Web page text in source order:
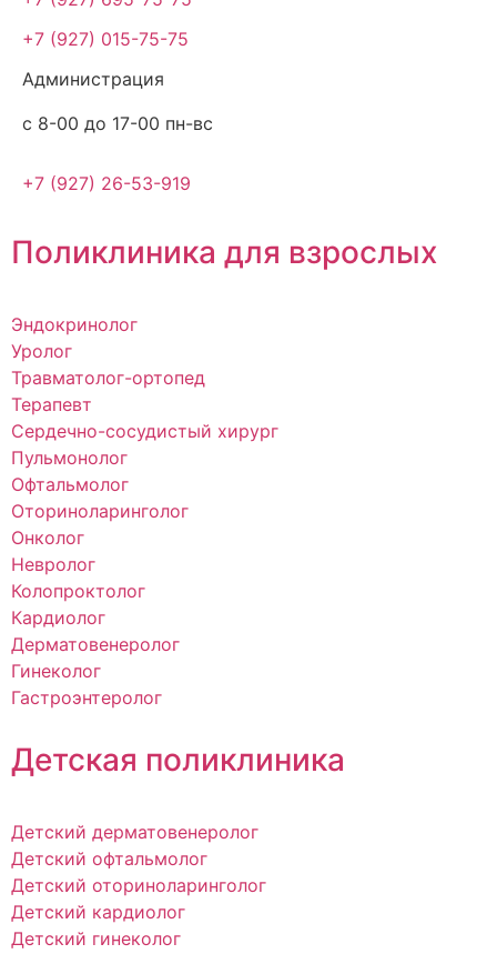
+7 (927) 015-75-75
Администрация
с 8-00 до 17-00 пн-вс
+7 (927) 26-53-919
Поликлиника для взрослых
Эндокринолог
Уролог
Травматолог-ортопед
Терапевт
Сердечно-сосудистый хирург
Пульмонолог
Офтальмолог
Оториноларинголог
Онколог
Невролог
Колопроктолог
Кардиолог
Дерматовенеролог
Гинеколог
Гастроэнтеролог
Детская поликлиника
Детский дерматовенеролог
Детский офтальмолог
Детский оториноларинголог
Детский кардиолог
Детский гинеколог